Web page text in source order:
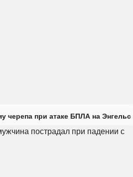
черепа при атаке БПЛА на Энгельс